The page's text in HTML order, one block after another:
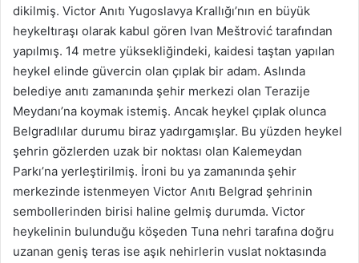
dikilmiş. Victor Anıtı Yugoslavya Krallığı’nın en büyük
heykeltıraşı olarak kabul gören Ivan Meštrović tarafından
yapılmış. 14 metre yüksekliğindeki, kaidesi taştan yapılan
heykel elinde güvercin olan çıplak bir adam. Aslında
belediye anıtı zamanında şehir merkezi olan Terazije
Meydanı’na koymak istemiş. Ancak heykel çıplak olunca
Belgradlılar durumu biraz yadırgamışlar. Bu yüzden heykel
şehrin gözlerden uzak bir noktası olan Kalemeydan
Parkı’na yerleştirilmiş. İroni bu ya zamanında şehir
merkezinde istenmeyen Victor Anıtı Belgrad şehrinin
sembollerinden birisi haline gelmiş durumda. Victor
heykelinin bulunduğu köşeden Tuna nehri tarafına doğru
uzanan geniş teras ise aşık nehirlerin vuslat noktasında